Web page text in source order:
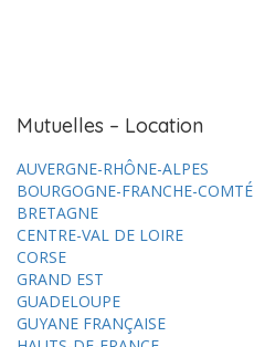
Mutuelles – Location
AUVERGNE-RHÔNE-ALPES
BOURGOGNE-FRANCHE-COMTÉ
BRETAGNE
CENTRE-VAL DE LOIRE
CORSE
GRAND EST
GUADELOUPE
GUYANE FRANÇAISE